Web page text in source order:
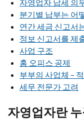
자영업자 납세 의
분기별 납부는 어
연간 세금 신고서
정보 신고서를 제
사업 구조
홈 오피스 공제
부부의 사업체 –
세무 전문가 고려
자영업자란